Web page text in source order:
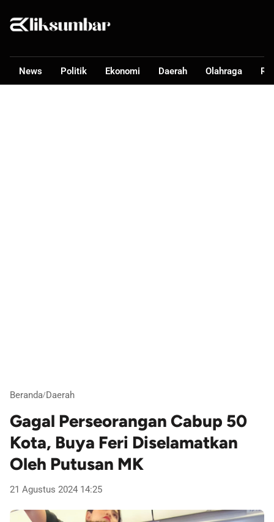
News Politik Ekonomi Daerah Olahraga
Beranda/Daerah
Gagal Perseorangan Cabup 50
Kota, Buya Feri Diselamatkan
Oleh Putusan MK
21 Agustus 2024 14:25